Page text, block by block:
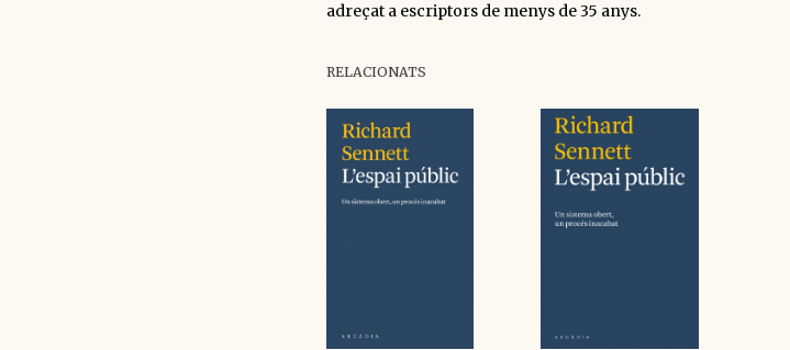
adreçat a escriptors de menys de 35 anys.
RELACIONATS